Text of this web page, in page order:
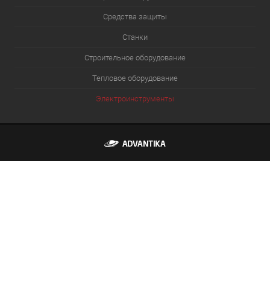
Средства защиты
Станки
Строительное оборудование
Тепловое оборудование
Электроинструменты